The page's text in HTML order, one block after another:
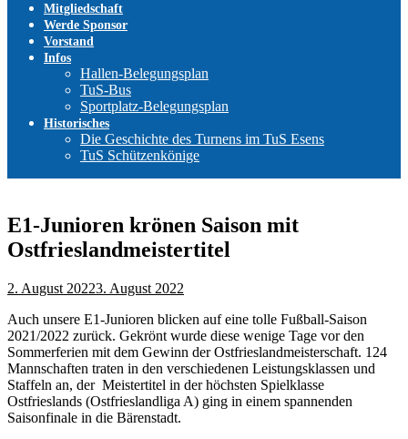
Mitgliedschaft
Werde Sponsor
Vorstand
Infos
Hallen-Belegungsplan
TuS-Bus
Sportplatz-Belegungsplan
Historisches
Die Geschichte des Turnens im TuS Esens
TuS Schützenkönige
E1-Junioren krönen Saison mit
Ostfrieslandmeistertitel
2. August 20223. August 2022
Auch unsere E1-Junioren blicken auf eine tolle Fußball-Saison
2021/2022 zurück. Gekrönt wurde diese wenige Tage vor den
Sommerferien mit dem Gewinn der Ostfrieslandmeisterschaft. 124
Mannschaften traten in den verschiedenen Leistungsklassen und
Staffeln an, der Meistertitel in der höchsten Spielklasse
Ostfrieslands (Ostfrieslandliga A) ging in einem spannenden
Saisonfinale in die Bärenstadt.